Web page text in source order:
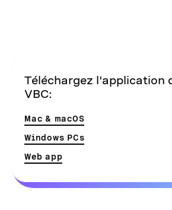
Téléchargez l'application
VBC:
Mac & macOS
Windows PCs
Web app